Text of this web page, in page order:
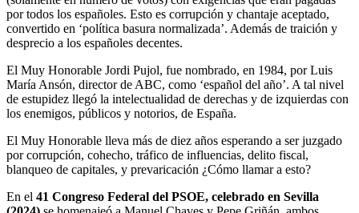
por todos los españoles. Esto es corrupción y chantaje aceptado,
convertido en ‘política basura normalizada’. Además de traición y
desprecio a los españoles decentes.
El Muy Honorable Jordi Pujol, fue nombrado, en 1984, por Luis
María Ansón, director de ABC, como ‘español del año’. A tal nivel
de estupidez llegó la intelectualidad de derechas y de izquierdas con
los enemigos, públicos y notorios, de España.
El Muy Honorable lleva más de diez años esperando a ser juzgado
por corrupción, cohecho, tráfico de influencias, delito fiscal,
blanqueo de capitales, y prevaricación ¿Cómo llamar a esto?
En el 41 Congreso Federal del PSOE, celebrado en Sevilla